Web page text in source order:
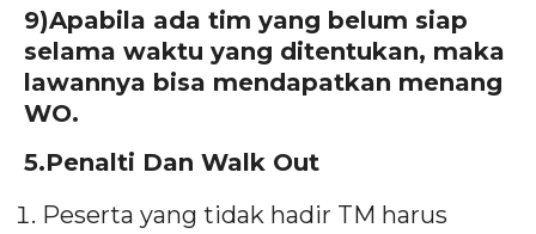
9)Apabila ada tim yang belum siap
selama waktu yang ditentukan, maka
lawannya bisa mendapatkan menang
WO.
5.Penalti Dan Walk Out
Peserta yang tidak hadir TM harus